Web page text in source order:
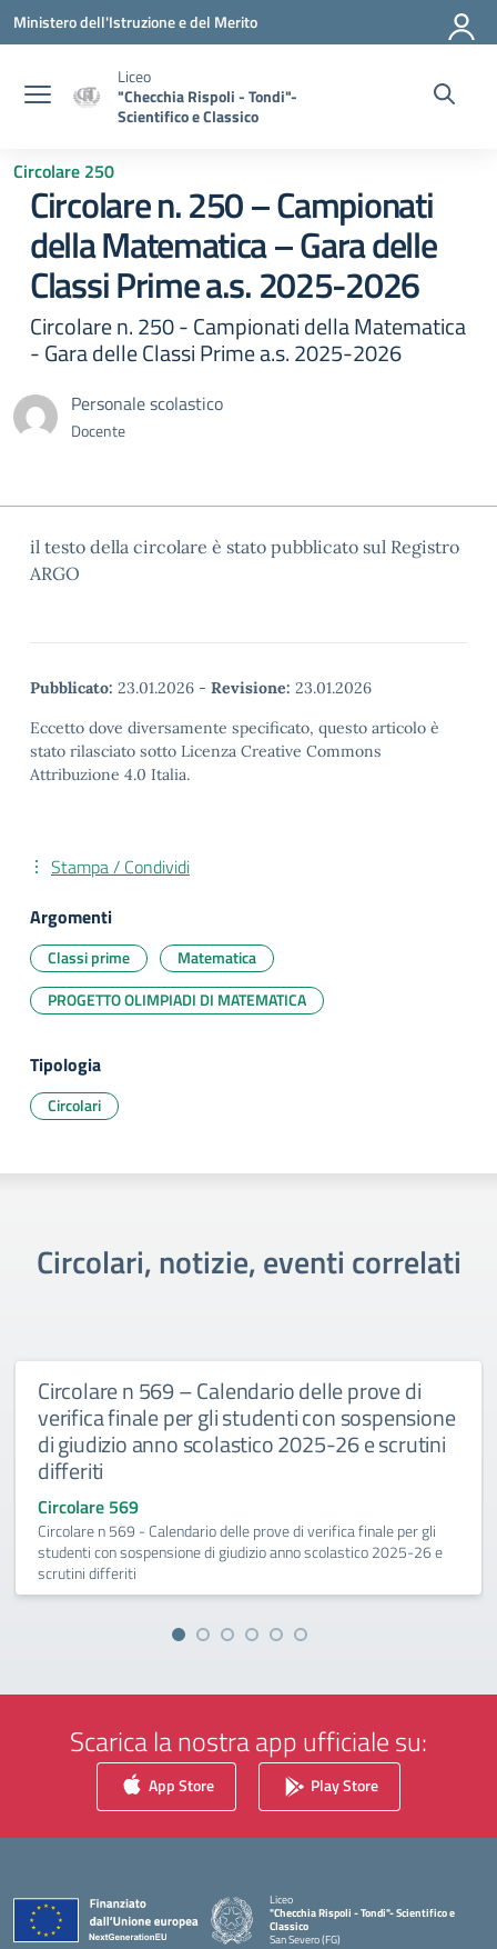
Vai ai contenuti
Vai al menu di navigazione
Vai al footer
Ministero dell'Istruzione e del Merito
Liceo
"Checchia Rispoli - Tondi"-
Scientifico e Classico
Circolare 250
Circolare n. 250 – Campionati
della Matematica – Gara delle
Classi Prime a.s. 2025-2026
Circolare n. 250 - Campionati della Matematica
- Gara delle Classi Prime a.s. 2025-2026
Personale scolastico
Docente
il testo della circolare è stato pubblicato sul Registro
ARGO
Pubblicato: 23.01.2026 - Revisione: 23.01.2026
Eccetto dove diversamente specificato, questo articolo è
stato rilasciato sotto Licenza Creative Commons
Attribuzione 4.0 Italia.
Stampa / Condividi
Argomenti
Classi prime
Matematica
PROGETTO OLIMPIADI DI MATEMATICA
Tipologia
Circolari
Circolari, notizie, eventi correlati
Circolare n 569 – Calendario delle prove di
verifica finale per gli studenti con sospensione
di giudizio anno scolastico 2025-26 e scrutini
differiti
Circolare 569
Circolare n 569 - Calendario delle prove di verifica finale per gli
studenti con sospensione di giudizio anno scolastico 2025-26 e
scrutini differiti
Scarica la nostra app ufficiale su:
App Store Play Store
Liceo
"Checchia Rispoli - Tondi"- Scientifico e
Classico
San Severo (FG)